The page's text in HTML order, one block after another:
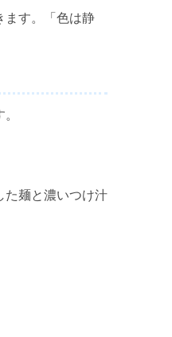
ます。「色は静
た麺と濃いつけ汁